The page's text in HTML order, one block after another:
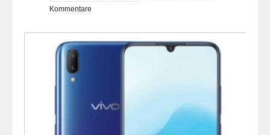
Kommentare